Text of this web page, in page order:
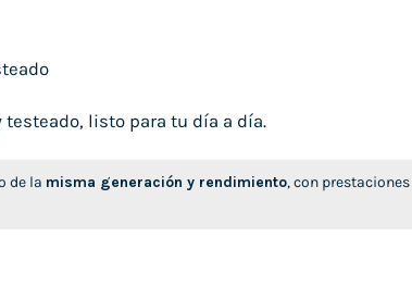
listo para tu día a día.
de la misma generación y rendimiento, con prestaciones